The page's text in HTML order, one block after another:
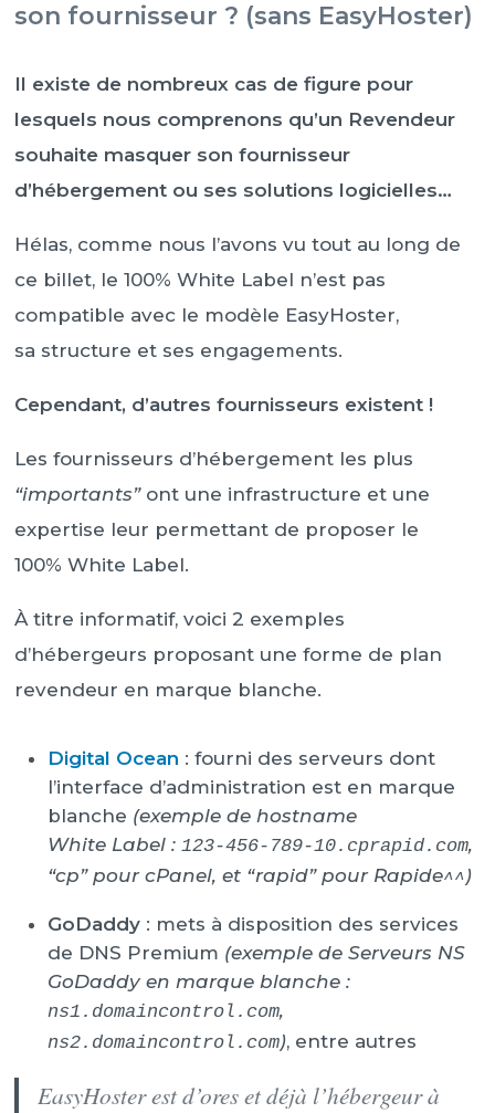
son fournisseur ? (sans EasyHoster)
Il existe de nombreux cas de figure pour
lesquels nous comprenons qu’un Revendeur
souhaite masquer son fournisseur
d’hébergement ou ses solutions logicielles…
Hélas, comme nous l’avons vu tout au long de
ce billet, le 100% White Label n’est pas
compatible avec le modèle EasyHoster,
sa structure et ses engagements.
Cependant, d’autres fournisseurs existent !
Les fournisseurs d’hébergement les plus
“importants”ont une infrastructure et une
expertise leur permettant de proposer le
100% White Label.
À titre informatif, voici 2 exemples
d’hébergeurs proposant une forme de plan
revendeur en marque blanche.
Digital Ocean : fourni des serveurs dont
l’interface d’administration est en marque
blanche (exemple de hostname
White Label : 123-456-789-10.cprapid.com,
“cp” pour cPanel, et “rapid” pour Rapide^^)
GoDaddy : mets à disposition des services
de DNS Premium (exemple de Serveurs NS
GoDaddy en marque blanche :
ns1.domaincontrol.com,
ns2.domaincontrol.com), entre autres
EasyHoster est d’ores et déjà l’hébergeur à